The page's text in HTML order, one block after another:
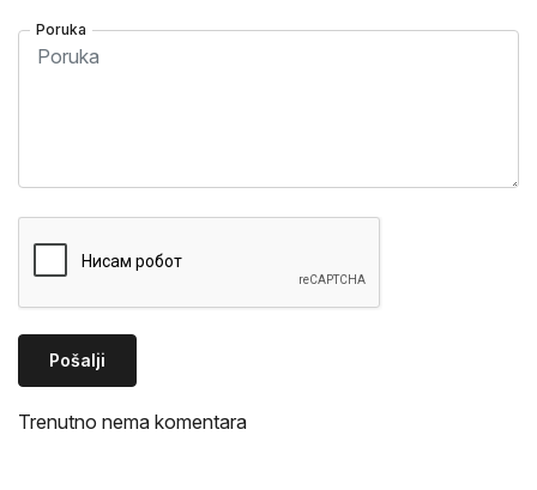
Poruka
Pošalji
Trenutno nema komentara